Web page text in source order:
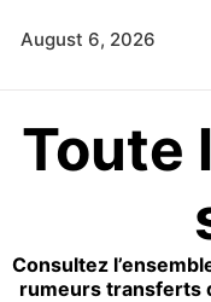
August 6, 2026
Toute
Consultez
rumeurs transferts